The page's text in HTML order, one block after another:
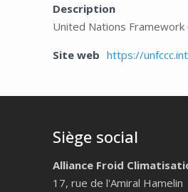
Description
United Nations Framework
Site web https://unfccc.int
Siège social
Alliance Froid
17, rue de l'Amiral Hamelin